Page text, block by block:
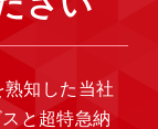
知した当社
と超特急納